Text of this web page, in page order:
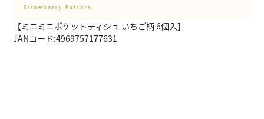
【ミニミニポケットティシュ いちご柄 6個入】
JANコード:4969757177631